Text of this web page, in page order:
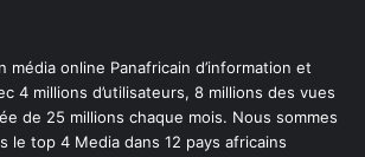
média online Panafricain d’information et
4 millions d’utilisateurs, 8 millions des vues
de 25 millions chaque mois. Nous sommes
le top 4 Media dans 12 pays africains